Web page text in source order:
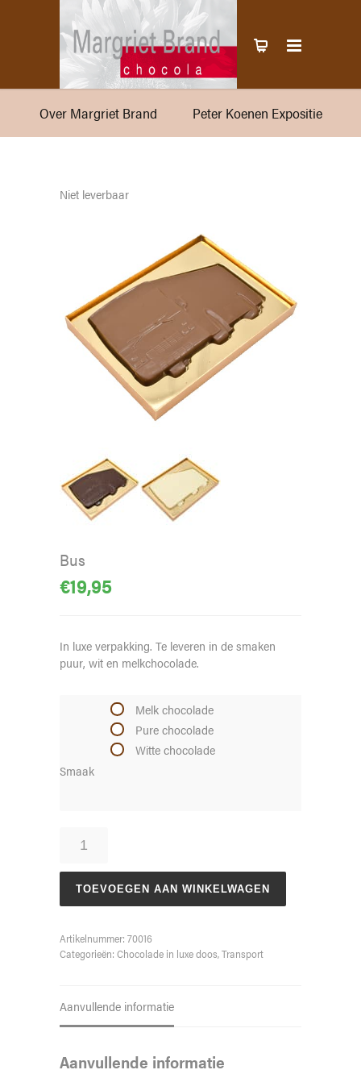
Over Margriet Brand Peter Koenen Expositie
Niet leverbaar
Bus
€19,95
In luxe verpakking. Te leveren in de smaken
puur, wit en melkchocolade.
Smaak
Melk chocolade
Pure chocolade
Witte chocolade
aantal
TOEVOEGEN AAN WINKELWAGEN
Artikelnummer: 70016
Categorieën: Chocolade in luxe doos,Transport
Aanvullende informatie
Aanvullende informatie